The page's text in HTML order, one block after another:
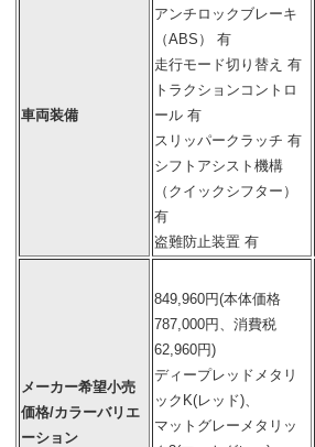
車両装備
アンチロックブレーキ
（ABS） 有
走行モード切り替え 有
トラクションコントロ
ール 有
スリッパークラッチ 有
シフトアシスト機構
（クイックシフター）
有
盗難防止装置 有
メーカー希望小売
価格/カラーバリエ
ーション
849,960円(本体価格
787,000円、消費税
62,960円)
ディープレッドメタリ
ックK(レッド)、
マットグレーメタリッ